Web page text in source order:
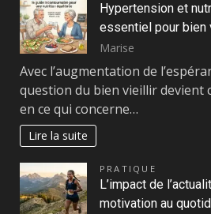
Hypertension et
essentiel pour bien
Marise
Avec l’augmentation de
question du bien vieillir devient
en ce qui concerne…
Lire la suite
PRATIQUE
L’impact de
motivation au